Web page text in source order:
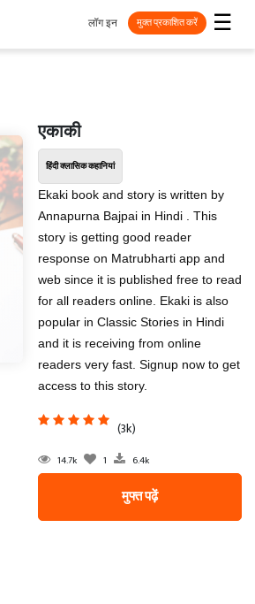
☰
लॉग इन मुक्त प्रकाशित करें
एकाकी
हिंदी क्लासिक कहानियां
Ekaki book and story is written by
Annapurna Bajpai in Hindi . This
story is getting good reader
response on Matrubharti app and
web since it is published free to read
for all readers online. Ekaki is also
popular in Classic Stories in Hindi
and it is receiving from online
readers very fast. Signup now to get
access to this story.
(3k)
14.7k 1 6.4k
मुफ्त पढ़ें